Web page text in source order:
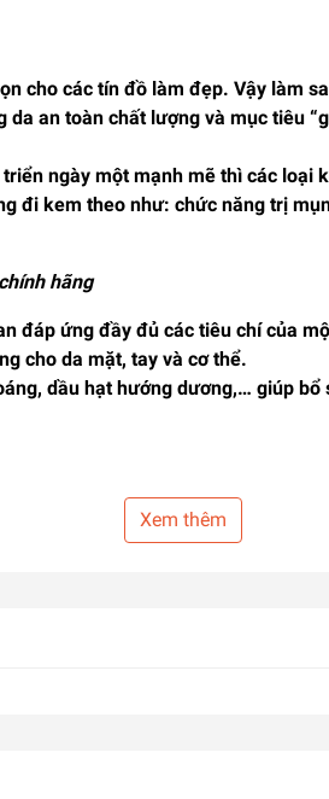
cho các tín đồ làm đẹp. Vậy làm
an toàn chất lượng và mục tiêu
ngày một mạnh mẽ thì các loại
đi kem theo như: chức năng trị
hãng
đáp ứng đầy đủ các tiêu chí của
cho da mặt, tay và cơ thể.
dầu hạt hướng dương,… giúp bổ
chế đốm nâu gây sạm da, tẩy tế
lùi tình trạng da khô, sần sùi, nứt
Xem thêm